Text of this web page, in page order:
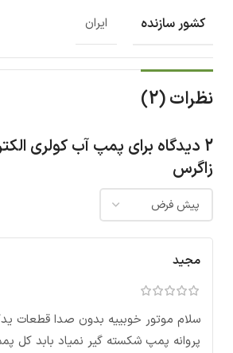
کشور سازنده ایران
نظرات (2)
2 دیدگاه برای
پمپ آب کولری
زاگرس
مجید
سلام موتور خوبییه بدون صدا قطعات
پروانه پمپ شکسته گیر نمیاد بابد